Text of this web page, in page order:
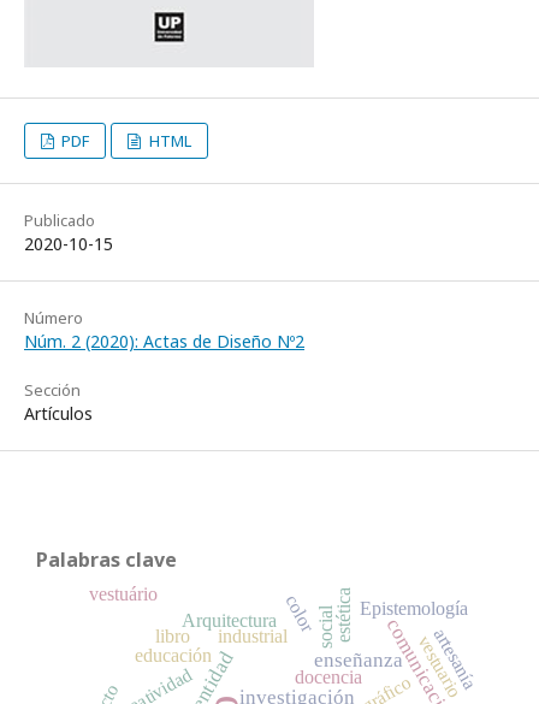
PDF HTML
Publicado
2020-10-15
Número
Núm. 2 (2020): Actas de Diseño Nº2
Sección
Artículos
Palabras clave
enseñanzacomunicación
investigación
identidad
industrial
educación
social
vestuario
color
Arquitectura
artesanía
estética Epistemología
docencia
vestuário
libro